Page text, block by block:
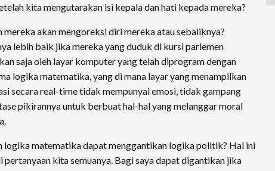
kita mengutarakan isi kepala dan hati kepada mereka?
mereka akan mengoreksi diri mereka atau sebaliknya?
lebih baik jika mereka yang duduk di kursi parlemen
saja oleh layar komputer yang telah diprogram dengan
logika matematika, yang di mana layar yang menampilkan
secara real-time tidak mempunyai emosi, tidak gampang
pikirannya untuk berbuat hal-hal yang melanggar moral
logika matematika dapat menggantikan logika politik? Hal ini
pertanyaan kita semuanya. Bagi saya dapat digantikan jika